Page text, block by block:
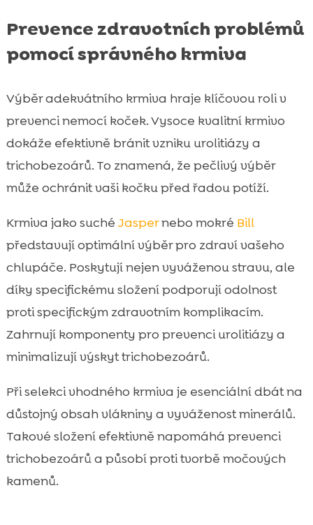
Prevence zdravotních problémů
pomocí správného krmiva
Výběr adekvátního krmiva hraje klíčovou roli v
prevenci nemocí koček. Vysoce kvalitní krmivo
dokáže efektivně bránit vzniku urolitiázy a
trichobezoárů. To znamená, že pečlivý výběr
může ochránit vaši kočku před řadou potíží.
Krmiva jako suché Jaspernebo mokré Bill
představují optimální výběr pro zdraví vašeho
chlupáče. Poskytují nejen vyváženou stravu, ale
díky specifickému složení podporují odolnost
proti specifickým zdravotním komplikacím.
Zahrnují komponenty pro prevenci urolitiázy a
minimalizují výskyt trichobezoárů.
Při selekci vhodného krmiva je esenciální dbát na
důstojný obsah vlákniny a vyváženost minerálů.
Takové složení efektivně napomáhá prevenci
trichobezoárů a působí proti tvorbě močových
kamenů.